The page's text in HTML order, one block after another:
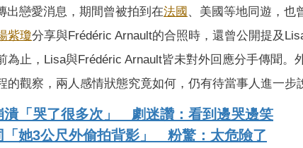
出戀愛消息，期間曾被拍到在法國 、美國等地同遊，也
紫瓊分享與Frédéric Arnault的合照時，還曾公開提及
止，Lisa與Frédéric Arnault皆未對外回應分手傳聞。
觀察，兩人感情狀態究竟如何，仍有待當事人進一步
潰「哭了很多次」 劇迷讚：看到邊哭邊笑
「她3公尺外偷拍背影」 粉驚：太危險了